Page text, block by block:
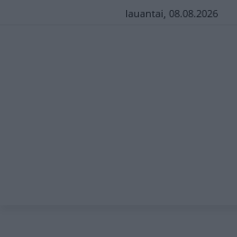
lauantai, 08.08.2026